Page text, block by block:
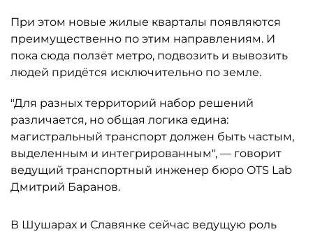
При этом новые жилые кварталы появляются
преимущественно по этим направлениям. И
пока сюда ползёт метро, подвозить и вывозить
людей придётся исключительно по земле.
"Для разных территорий набор решений
различается, но общая логика едина:
магистральный транспорт должен быть частым,
выделенным и интегрированным", — говорит
ведущий транспортный инженер бюро OTS Lab
Дмитрий Баранов.
В Шушарах и Славянке сейчас ведущую роль